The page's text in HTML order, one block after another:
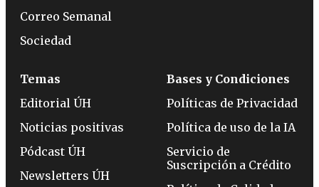
Correo Semanal
Sociedad
Temas
Editorial ÚH
Noticias positivas
Pódcast ÚH
Newsletters ÚH
Bases y Condiciones
Políticas de Privacidad
Política de uso de la IA
Servicio de
Suscripción a Crédito